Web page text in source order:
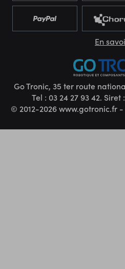
En
Go Tronic, 35 ter route
Tel : 03 24 27 93 42.
© 2012-2026 www.gotronic.fr